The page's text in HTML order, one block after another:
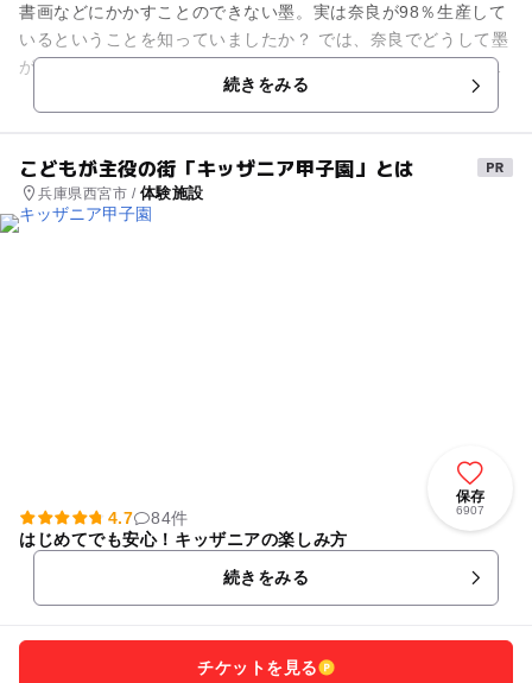
書画などにかかすことのできない墨。実は奈良が98％生産して
いるということを知っていましたか？ では、奈良でどうして墨
が多く生産されているかというと、まず、奈良にお寺が多いと
続きをみる
こどもが主役の街「キッザニア甲子園」とは
兵庫県西宮市 / 体験施設
保存
6907
4.7
84件
はじめてでも安心！キッザニアの楽しみ方
続きをみる
チケットを見る